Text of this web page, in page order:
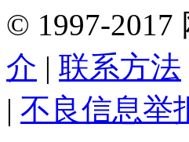
© 1997-2017
介 | 联系方法
| 不良信息举